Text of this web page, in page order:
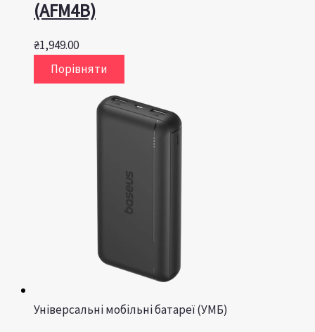
(AFM4B)
₴1,949.00
Порівняти
Універсальні мобільні батареї (УМБ)